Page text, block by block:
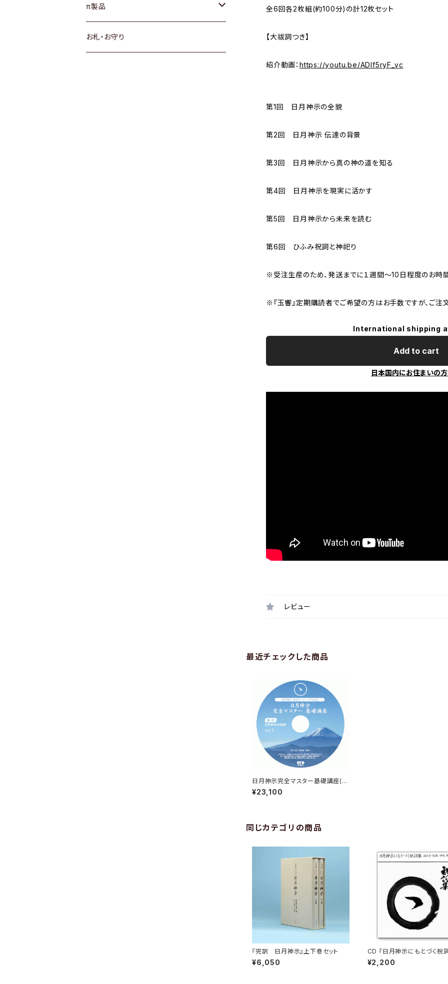
全6回各2枚組(約100分)の計12枚セット
【大祓詞つき】
紹介動画： https://youtu.be/ADlf5ryF_vc
第1回 日月神示の全貌
第2回 日月神示 伝達の背景
第3回 日月神示から真の神の道を知る
第4回 日月神示を現実に活かす
第5回 日月神示から未来を読む
第6回 ひふみ祝詞と神祀り
※受注生産のため、発送までに１週間～10日程度のお時
※『玉響』定期購読者でご希望の方はお手数ですが、ご注
International shipping
Add to cart
日本国内にお住まいの
レビュー
最近チェックした商品
日月神示完全マスター基礎講座(中
矢塾)DVDセット
¥23,100
同じカテゴリの商品
『完訳 日月神示』上下巻セット
¥6,050
CD 『日月神示にもとづく祝
¥2,200
π製品
サプリメント
お札・お守り